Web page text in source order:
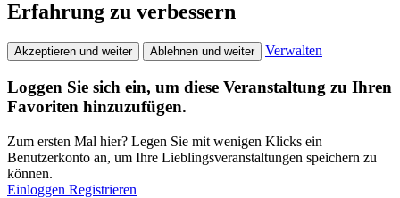
Erfahrung zu verbessern
Akzeptieren und weiter Ablehnen und weiter Verwalten
Loggen Sie sich ein, um diese Veranstaltung zu Ihren
Favoriten hinzuzufügen.
Zum ersten Mal hier? Legen Sie mit wenigen Klicks ein
Benutzerkonto an, um Ihre Lieblingsveranstaltungen speichern zu
können.
Einloggen Registrieren